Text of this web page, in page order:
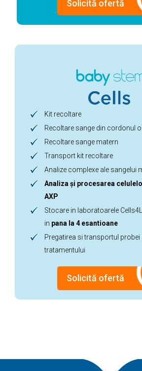
Solicită ofertă
Kit recoltare
Recoltare sange din cordonul
Recoltare sange matern
Transport kit recoltare
Analize complexe ale sangelui
Analiza și procesarea
AXP
Stocare in laboratoarele
in pana la 4 esantioane
Pregatirea si transportul probei
tratamentului
Solicită ofertă